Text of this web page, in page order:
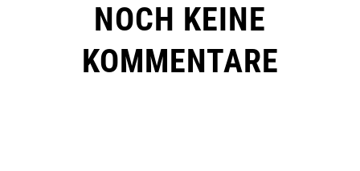
NOCH KEINE
KOMMENTARE